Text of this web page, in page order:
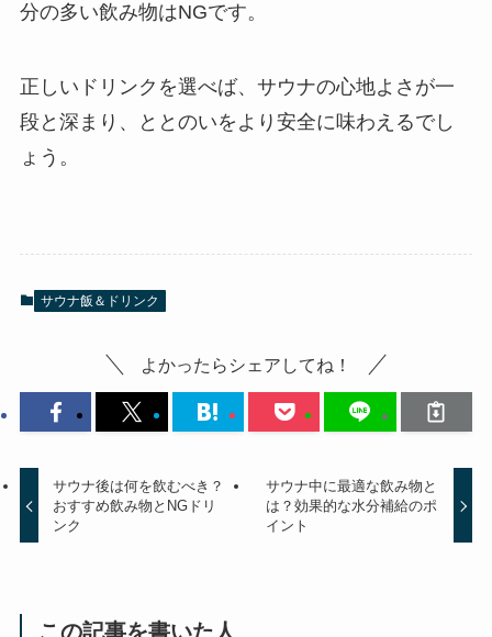
分の多い飲み物はNGです。
正しいドリンクを選べば、サウナの心地よさが一
段と深まり、ととのいをより安全に味わえるでし
ょう。
サウナ飯＆ドリンク
よかったらシェアしてね！
サウナ後は何を飲むべき？
おすすめ飲み物とNGドリ
ンク
サウナ中に最適な飲み物と
は？効果的な水分補給のポ
イント
この記事を書いた人